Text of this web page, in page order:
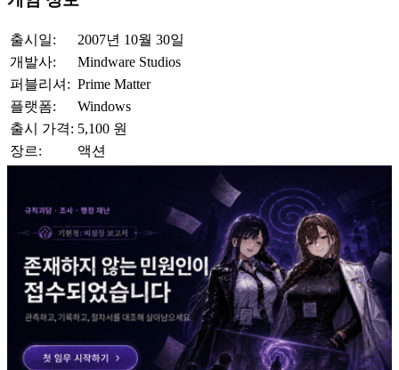
출시일:
2007년 10월 30일
개발사:
Mindware Studios
퍼블리셔: Prime Matter
플랫폼:
Windows
출시 가격: 5,100 원
장르:
액션